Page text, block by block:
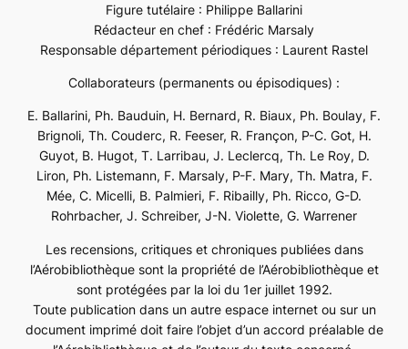
Figure tutélaire : Philippe Ballarini
Rédacteur en chef : Frédéric Marsaly
Responsable département périodiques : Laurent Rastel
Collaborateurs (permanents ou épisodiques) :
E. Ballarini, Ph. Bauduin, H. Bernard, R. Biaux, Ph. Boulay, F.
Brignoli, Th. Couderc, R. Feeser, R. Françon, P-C. Got, H.
Guyot, B. Hugot, T. Larribau, J. Leclercq, Th. Le Roy, D.
Liron, Ph. Listemann, F. Marsaly, P-F. Mary, Th. Matra, F.
Mée, C. Micelli, B. Palmieri, F. Ribailly, Ph. Ricco, G-D.
Rohrbacher, J. Schreiber, J-N. Violette, G. Warrener
Les recensions, critiques et chroniques publiées dans
l’Aérobibliothèque sont la propriété de l’Aérobibliothèque et
sont protégées par la loi du 1er juillet 1992.
Toute publication dans un autre espace internet ou sur un
document imprimé doit faire l’objet d’un accord préalable de